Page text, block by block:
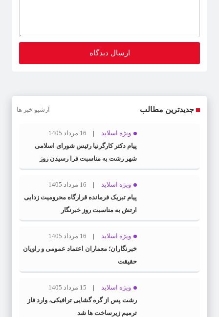
جدیدترین مطالب آرشیو خبر ها
ویژه اسلاید
16 مرداد 1405
پیام دکتر کارگرنیا رئیس شورای اسلامی
شهر رشت به مناسبت فرا رسیدن روز
خبرنگار
ویژه اسلاید
16 مرداد 1405
پیام تبریک فرمانده قرارگاه محرومیت‌ زدایی
ارتش به مناسبت روز خبرنگار
ویژه اسلاید
16 مرداد 1405
خبرنگاران؛ معماران اعتماد عمومی و راویان
حقیقت
ویژه اسلاید
15 مرداد 1405
رشت پس از گره گشایی ترافیکی، وارد فاز
ترمیم زیرساخت ها شد